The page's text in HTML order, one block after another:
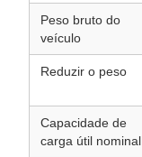
Peso bruto do
veículo
Reduzir o peso
Capacidade de
carga útil nominal